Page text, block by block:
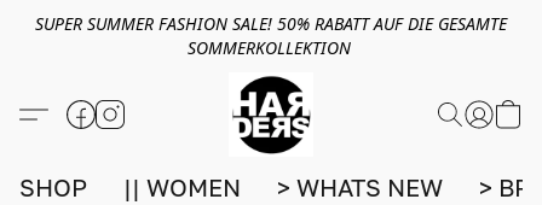
SUPER SUMMER FASHION SALE! 50% RABATT AUF DIE GESAMTE
SOMMERKOLLEKTION
SHOP || WOMEN > WHATS NEW >